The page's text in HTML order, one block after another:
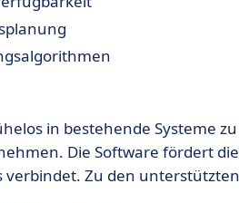
in bestehende Systeme
Die Software fördert
verbindet. Zu den